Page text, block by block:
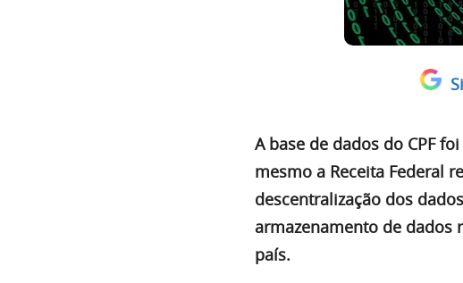
A base de dados do CPF
mesmo a Receita Federal
descentralização dos
armazenamento de dados
país.